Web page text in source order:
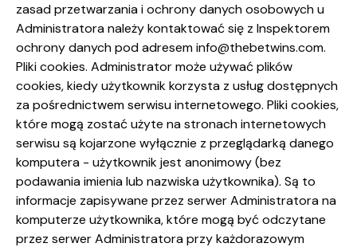
zasad przetwarzania i ochrony danych osobowych u
Administratora należy kontaktować się z Inspektorem
ochrony danych pod adreseminfo@thebetwins.com.
Pliki cookies. Administrator może używać plików
cookies, kiedy użytkownik korzysta z usług dostępnych
za pośrednictwem serwisu internetowego. Pliki cookies,
które mogą zostać użyte na stronach internetowych
serwisu są kojarzone wyłącznie z przeglądarką danego
komputera - użytkownik jest anonimowy (bez
podawania imienia lub nazwiska użytkownika). Są to
informacje zapisywane przez serwer Administratora na
komputerze użytkownika, które mogą być odczytane
przez serwer Administratora przy każdorazowym